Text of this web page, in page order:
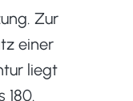
Zur
einer
liegt
180.